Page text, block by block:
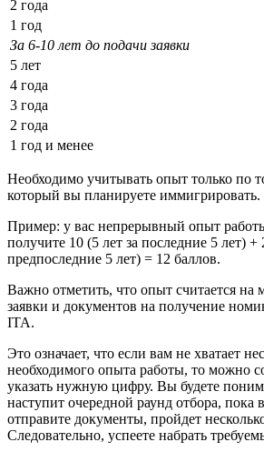
2 года
1 год
За 6-10 лет до подачи заявки
5 лет
4 года
3 года
2 года
1 год и менее
Необходимо учитывать опыт только по
который вы планируете иммигрировать.
Пример: у вас непрерывный опыт
получите 10 (5 лет за последние 5 лет) +
предпоследние 5 лет) = 12 баллов.
Важно отметить, что опыт считается на
заявки и документов на получение
ITA.
Это означает, что если вам не хватает
необходимого опыта работы, то можно
указать нужную цифру. Вы будете
наступит очередной раунд отбора, пока
отправите документы, пройдет
Следовательно, успеете набрать